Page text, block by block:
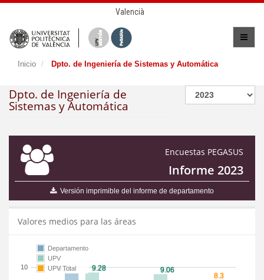
Valencià
Inicio Dpto. de Ingeniería de Sistemas y Automática
Dpto. de Ingeniería de
Sistemas y Automática
Encuestas PEGASUS
Informe 2023
Versión imprimible del informe de departamento
Valores medios para las áreas
10
Departamento
UPV
UPV Total